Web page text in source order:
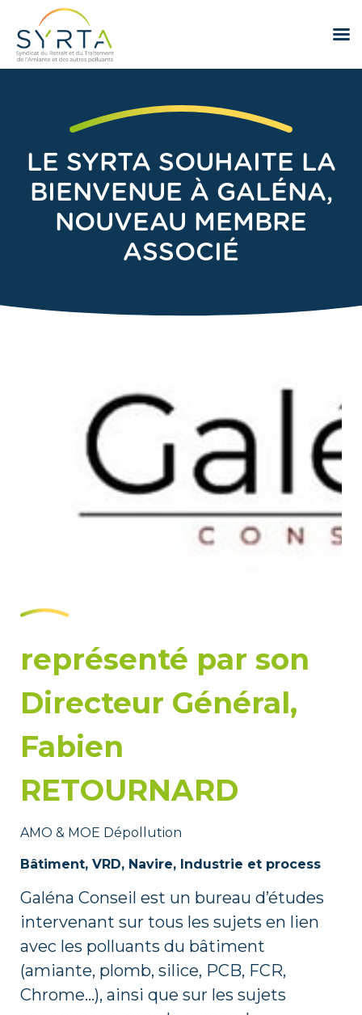
LE SYRTA SOUHAITE LA
BIENVENUE À GALÉNA,
NOUVEAU MEMBRE
ASSOCIÉ
représenté par son
Directeur Général,
Fabien
RETOURNARD
AMO & MOE Dépollution
Bâtiment, VRD, Navire, Industrie et process
Galéna Conseil est un bureau d’études
intervenant sur tous les sujets en lien
avec les polluants du bâtiment
(amiante, plomb, silice, PCB, FCR,
Chrome…), ainsi que sur les sujets